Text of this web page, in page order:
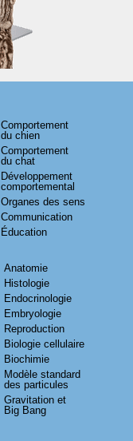
Comportement
du chien
Comportement
du chat
Développement
comportemental
Organes des sens
Communication
Éducation
Anatomie
Histologie
Endocrinologie
Embryologie
Reproduction
Biologie cellulaire
Biochimie
Modèle standard
des particules
Gravitation et
Big Bang